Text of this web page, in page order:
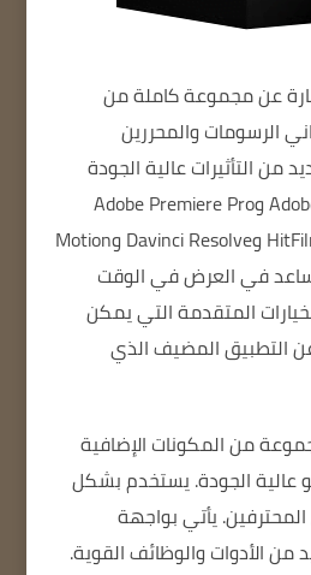
عن مجموعة كاملة من
الرسومات والمحررين
من التأثيرات عالية الجودة
لبرنامج Adobe After Effects وAdobe Premiere Pro
وMAGIX Vegas وHitFilm Pro وDavinci Resolve وMotion
في العرض في الوقت
المتقدمة التي يمكن
التطبيق المضيف الذي
من المكونات الإضافية
عالية الجودة.يستخدم بشكل
يأتي بواجهة
من الأدوات والوظائف القوية.